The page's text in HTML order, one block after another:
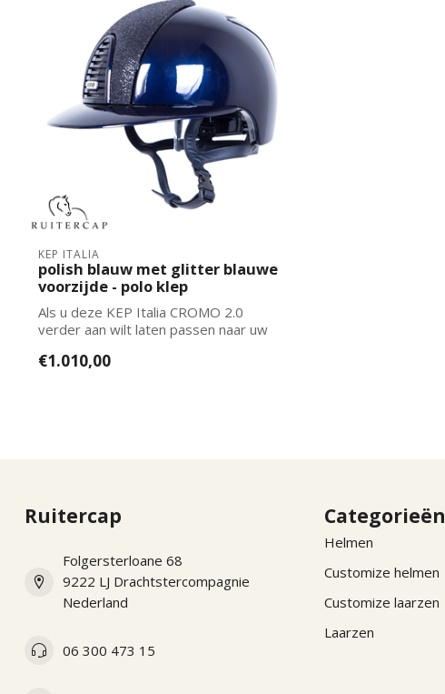
KEP ITALIA
polish blauw met glitter blauwe
voorzijde - polo klep
Als u deze KEP Italia CROMO 2.0
verder aan wilt laten passen naar uw
€1.010,00
Ruitercap
Folgersterloane 68
9222 LJ Drachtstercompagnie
Nederland
06 300 473 15
Categorieën
Helmen
Customize helmen
Customize laarzen
Laarzen